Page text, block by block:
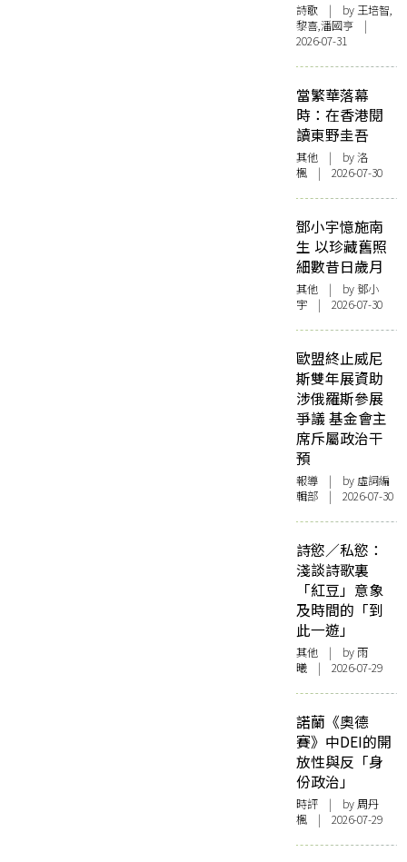
詩歌 | by 王培智,
黎喜,潘國亨 |
2026-07-31
當繁華落幕
時：在香港閱
讀東野圭吾
其他 | by洛
楓 | 2026-07-30
鄧小宇憶施南
生 以珍藏舊照
細數昔日歲月
其他 | by 鄧小
宇 | 2026-07-30
歐盟終止威尼
斯雙年展資助
涉俄羅斯參展
爭議 基金會主
席斥屬政治干
預
報導 | by 虛詞編
輯部 | 2026-07-30
詩慾／私慾：
淺談詩歌裏
「紅豆」意象
及時間的「到
此一遊」
其他 | by 雨
曦 | 2026-07-29
諾蘭《奧德
賽》中DEI的開
放性與反「身
份政治」
時評 | by周丹
楓 | 2026-07-29